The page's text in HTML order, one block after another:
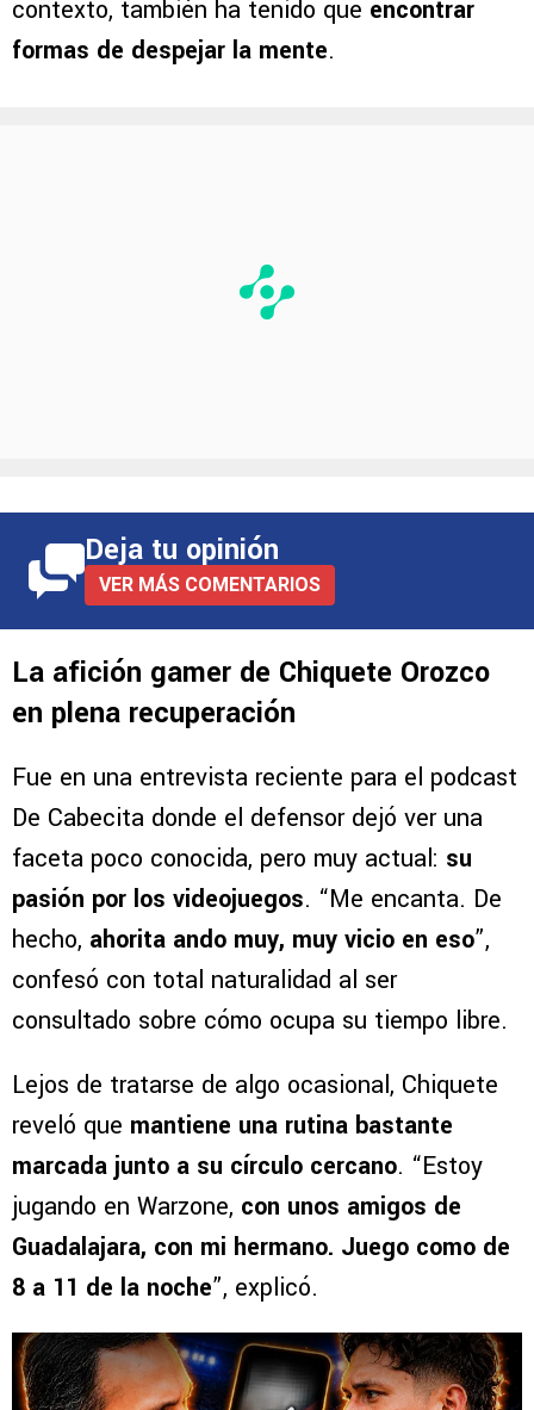
contexto, también ha tenido que encontrar
formas de despejar la mente.
Deja tu opinión
VER MÁS COMENTARIOS
La afición gamer de Chiquete Orozco
en plena recuperación
Fue en una entrevista reciente para el podcast
De Cabecita donde el defensor dejó ver una
faceta poco conocida, pero muy actual: su
pasión por los videojuegos. “Me encanta. De
hecho, ahorita ando muy, muy vicio en eso”,
confesó con total naturalidad al ser
consultado sobre cómo ocupa su tiempo libre.
Lejos de tratarse de algo ocasional, Chiquete
reveló que mantiene una rutina bastante
marcada junto a su círculo cercano. “Estoy
jugando en Warzone, con unos amigos de
Guadalajara, con mi hermano. Juego como de
8 a 11 de la noche”, explicó.